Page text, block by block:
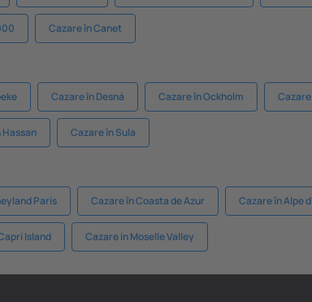
Cazare în Canet
Cazare în Desná Cazare în Ockholm
Hassan Cazare în Sula
Paris Cazare în Coasta de Azur Cazare în Alpe
Island Cazare in Moselle Valley